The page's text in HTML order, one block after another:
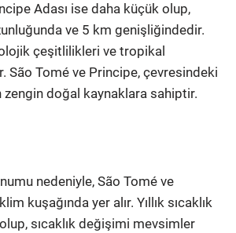
Adası ise daha küçük olup,
ve 5 km genişliğindedir.
çeşitlilikleri ve tropikal
São Tomé ve Principe, çevresindeki
zengin doğal kaynaklara sahiptir.
nedeniyle, São Tomé ve
kuşağında yer alır. Yıllık sıcaklık
sıcaklık değişimi mevsimler